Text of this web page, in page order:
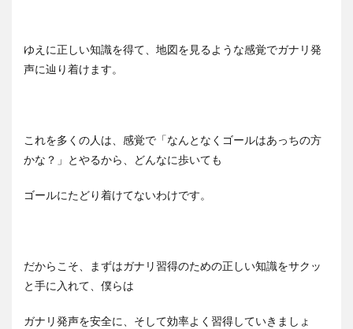
ゆえに正しい知識を得て、地図を見るような感覚でガナリ発
声に辿り着けます。
これを多くの人は、感覚で「なんとなくゴールはあっちの方
かな？」とやるから、どんなに歩いても
ゴールにたどり着けてないわけです。
だからこそ、まずはガナリ習得のための正しい知識をサクッ
と手に入れて、僕らは
ガナリ発声を安全に、そして効率よく習得していきましょ